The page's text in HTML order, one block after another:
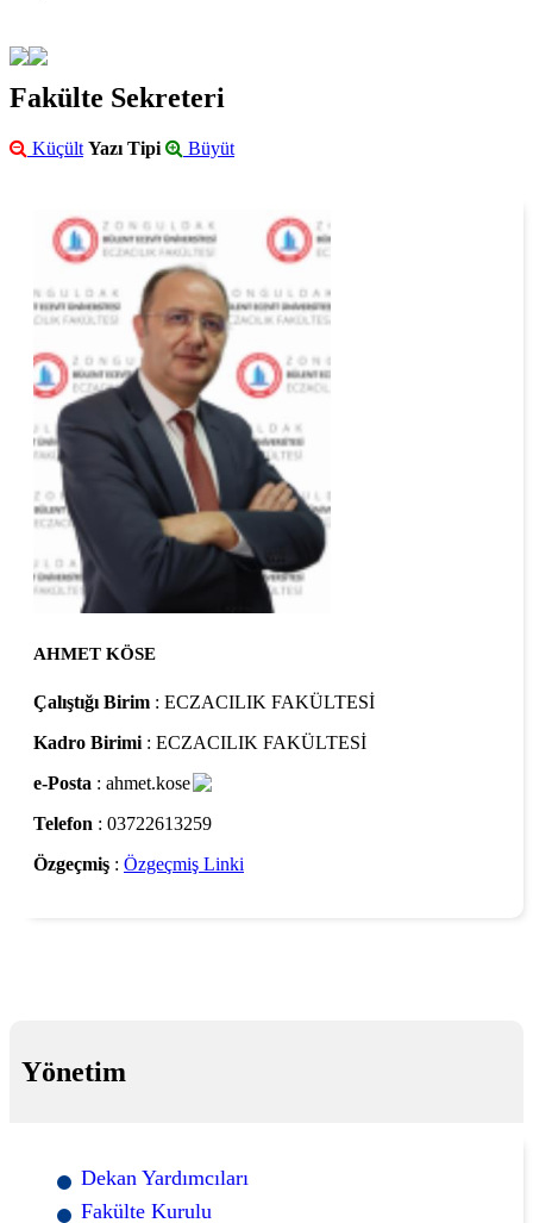
Fakülte Sekreteri
Küçült Yazı Tipi Büyüt
AHMET KÖSE
Çalıştığı Birim : ECZACILIK FAKÜLTESİ
Kadro Birimi : ECZACILIK FAKÜLTESİ
e-Posta : ahmet.kose
Telefon : 03722613259
Özgeçmiş : Özgeçmiş Linki
Yönetim
Dekan Yardımcıları
Fakülte Kurulu